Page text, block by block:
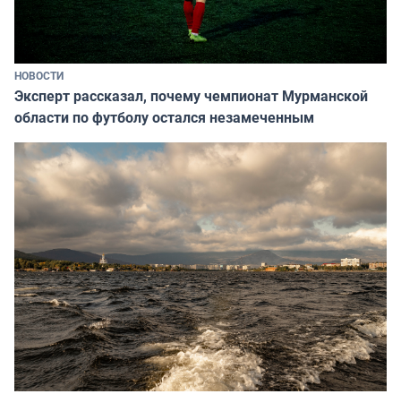
НОВОСТИ
Эксперт рассказал, почему чемпионат Мурманской
области по футболу остался незамеченным